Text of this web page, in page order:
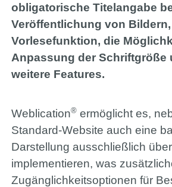
3CX
Bitrix24
+49 (0) 421 - 989 777
Portfolio
obligatorische Titelangabe
Veröffentlichung von
Vorlesefunktion, die
Anpassung der Schriftgröße
weitere Features.
Weblication® ermöglicht es,
Standard-Website auch eine
Darstellung ausschließlich
implementieren, was
Zugänglichkeitsoptionen für